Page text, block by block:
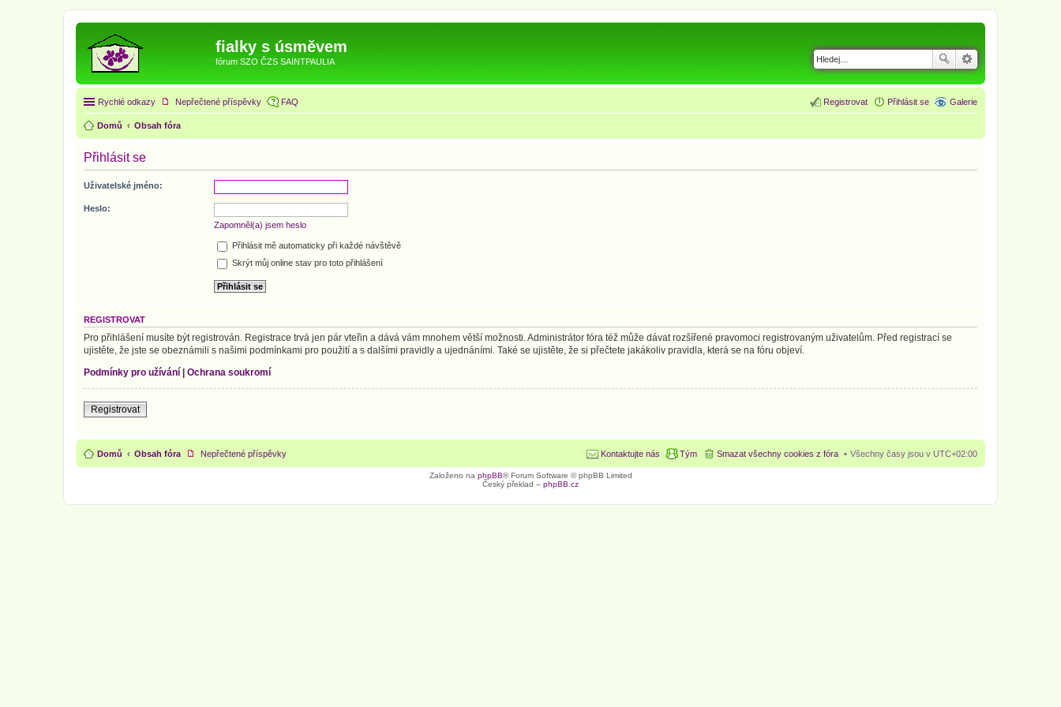
fialky s úsměvem
fórum SZO ČZS SAINTPAULIA
Rychlé odkazy Nepřečtené příspěvky Galerie
FAQ Přihlásit se
Registrovat
Domů Obsah fóra
Přihlásit se
Uživatelské jméno:
Heslo:
Zapomněl(a) jsem heslo
Přihlásit mě automaticky při každé návštěvě
Skrýt můj online stav pro toto přihlášení
REGISTROVAT
Pro přihlášení musíte být registrován. Registrace trvá jen pár vteřin a dává vám mnohem větší možnosti. Administrátor fóra též může dávat rozšířené pravomoci registrovaným uživatelům. Před registrací se
ujistěte, že jste se obeznámili s našimi podmínkami pro použití a s dalšími pravidly a ujednáními. Také se ujistěte, že si přečtete jakákoliv pravidla, která se na fóru objeví.
Podmínky pro užívání
Ochrana soukromí
Registrovat
Domů Obsah fóra Všechny časy jsou v UTC+02:00
Smazat všechny cookies z fóra
Tým
Kontaktujte nás
Nepřečtené příspěvky
Založeno na phpBB® Forum Software © phpBB Limited
Český překlad – phpBB.cz